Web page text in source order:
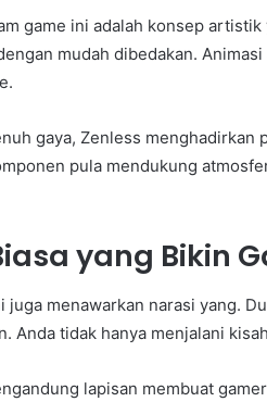
game ini adalah konsep
mudah dibedakan.
gaya, Zenless menghadirkan
pula mendukung
yang Bikin
juga menawarkan narasi yang.
Anda tidak hanya menjalani
lapisan membuat